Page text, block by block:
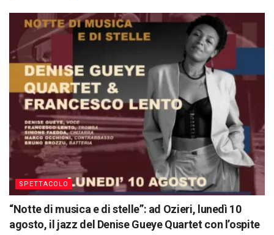
SPETTACOLO
“Notte di musica e di stelle”: ad Ozieri, lunedì 10
agosto, il jazz del Denise Gueye Quartet con l’ospite